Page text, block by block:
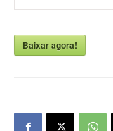
Baixar agora!